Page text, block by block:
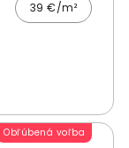
39 €/m²
Obľúbená voľba